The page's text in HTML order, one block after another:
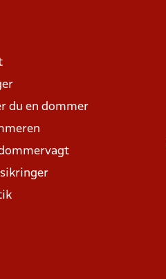
du en dommer